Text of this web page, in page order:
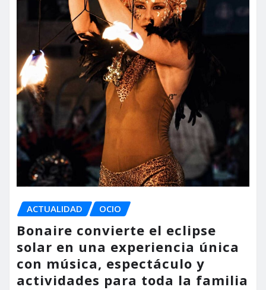
ACTUALIDAD OCIO
Bonaire convierte el eclipse
solar en una experiencia única
con música, espectáculo y
actividades para toda la familia